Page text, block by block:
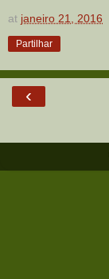
at janeiro 21, 2016
Partilhar
‹